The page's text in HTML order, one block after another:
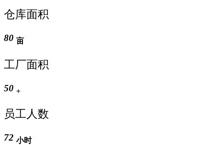
仓库面积
80 亩
工厂面积
50 +
员工人数
72 小时